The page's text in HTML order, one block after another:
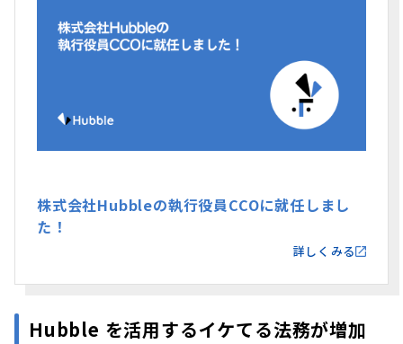
株式会社Hubbleの執行役員CCOに就任しまし
た！
詳しくみる
Hubble を活用するイケてる法務が増加